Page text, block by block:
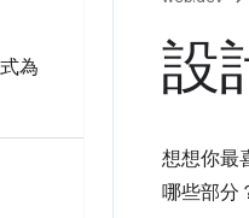
為
設
想想你最
哪些部分